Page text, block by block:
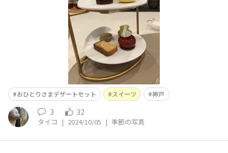
おひとりさまデザートセット スイーツ 神戸
3 32
タイコ | 2024/10/05 | 季節の写真